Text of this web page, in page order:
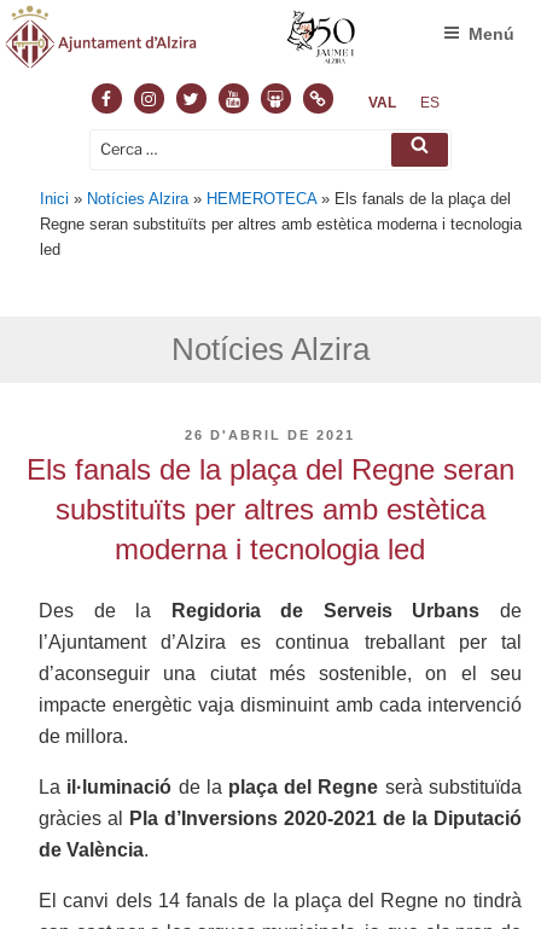
FacebookInstagram
TwitterYoutubeSlideshare
NormasVAL ES
Cerca: Cerca
Menú
Inici » Notícies Alzira » HEMEROTECA» Els fanals de la plaça del
Regne seran substituïts per altres amb estètica moderna i tecnologia
led
Notícies Alzira
PUBLICAT
26 D'ABRIL DE 2021
Els fanals de la plaça del Regne seran
substituïts per altres amb estètica
moderna i tecnologia led
Des de la Regidoria de Serveis Urbans de
l’Ajuntament d’Alzira es continua treballant per tal
d’aconseguir una ciutat més sostenible, on el seu
impacte energètic vaja disminuint amb cada intervenció
de millora.
La il·luminació de la plaça del Regne serà substituïda
gràcies al
Pla d’Inversions 2020-2021 de la Diputació
de València.
El canvi dels 14 fanals de la plaça del Regne no tindrà